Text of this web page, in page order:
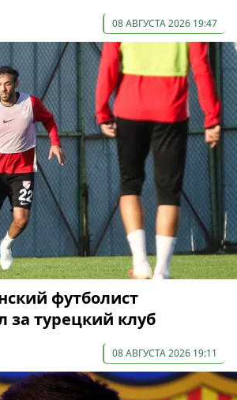
08 АВГУСТА 2026 19:47
футболист
за турецкий клуб
08 АВГУСТА 2026 19:11